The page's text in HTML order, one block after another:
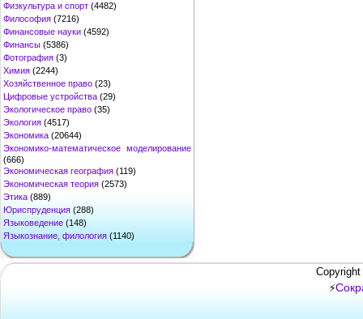
Физкультура и спорт (4482)
Философия (7216)
Финансовые науки (4592)
Финансы (5386)
Фотография (3)
Химия (2244)
Хозяйственное право (23)
Цифровые устройства (29)
Экологическое право (35)
Экология (4517)
Экономика (20644)
Экономико-математическое моделирование
(666)
Экономическая география (119)
Экономическая теория (2573)
Этика (889)
Юриспруденция (288)
Языковедение (148)
Языкознание, филология (1140)
⚡